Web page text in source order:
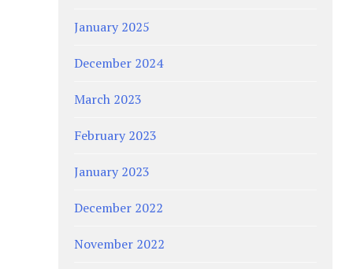
January 2025
December 2024
March 2023
February 2023
January 2023
December 2022
November 2022